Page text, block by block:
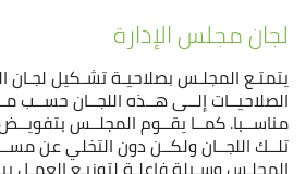
لجان مجلس الإدارة
يتمتـع المجلـس بصلاحيـة تشـكيل
الصلاحيــات إلــى هــذه اللجــان حســب
مناســبا. كمــا يقــوم المجلــس
تلــك اللجــان ولكــن دون التخلي عن